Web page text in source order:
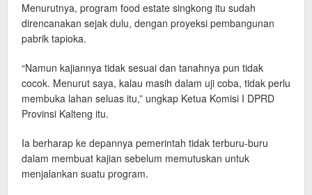
Menurutnya, program food estate singkong itu sudah
direncanakan sejak dulu, dengan proyeksi pembangunan
pabrik tapioka.
“Namun kajiannya tidak sesuai dan tanahnya pun tidak
cocok. Menurut saya, kalau masih dalam uji coba, tidak perlu
membuka lahan seluas itu,” ungkap Ketua Komisi I DPRD
Provinsi Kalteng itu.
Ia berharap ke depannya pemerintah tidak terburu-buru
dalam membuat kajian sebelum memutuskan untuk
menjalankan suatu program.